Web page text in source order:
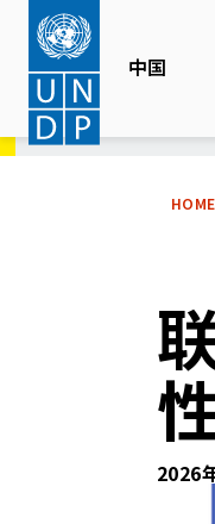
Skip
main
content
中国
HOME
2026